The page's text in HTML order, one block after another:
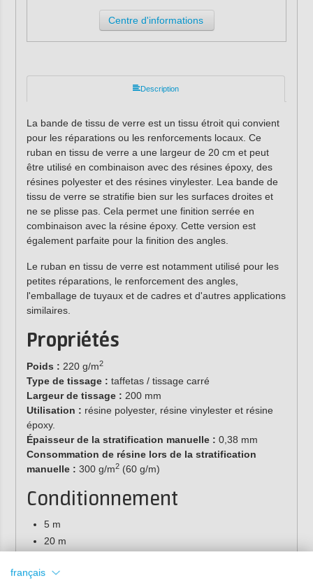
Centre d'informations
Description
La bande de tissu de verre est un tissu étroit qui convient
pour les réparations ou les renforcements locaux. Ce
ruban en tissu de verre a une largeur de 20 cm et peut
être utilisé en combinaison avec des résines époxy, des
résines polyester et des résines vinylester. Lea bande de
tissu de verre se stratifie bien sur les surfaces droites et
ne se plisse pas. Cela permet une finition serrée en
combinaison avec la résine époxy. Cette version est
également parfaite pour la finition des angles.
Le ruban en tissu de verre est notamment utilisé pour les
petites réparations, le renforcement des angles,
l'emballage de tuyaux et de cadres et d'autres applications
similaires.
Propriétés
Poids : 220 g/m2
Type de tissage : taffetas / tissage carré
Largeur de tissage : 200 mm
Utilisation : résine polyester, résine vinylester et résine
époxy.
Épaisseur de la stratification manuelle : 0,38 mm
Consommation de résine lors de la stratification
manuelle : 300 g/m2(60 g/m)
Conditionnement
5 m
20 m
français